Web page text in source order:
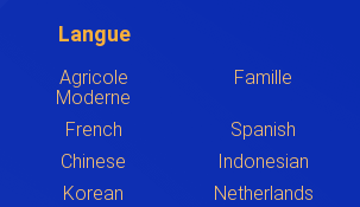
Langue
Agricole
Moderne
Famille
French
Spanish
Chinese
Indonesian
Korean
Netherlands